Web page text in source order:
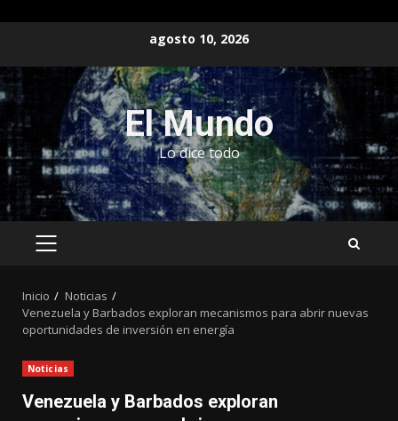
contenido
agosto 10, 2026
El Mundo
Lo dice todo
MENÚ
Inicio
Noticias
Venezuela y Barbados exploran mecanismos para abrir nuevas
oportunidades de inversión en energía
Noticias
Venezuela y Barbados exploran